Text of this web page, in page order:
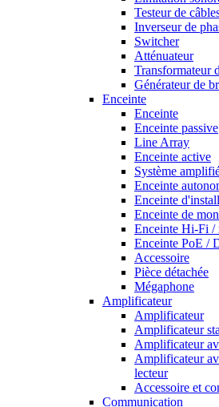
Testeur de
Inverseur de
Switcher
Atténuateur
Transformateur
Générateur de
Enceinte
Enceinte
Enceinte passive
Line Array
Enceinte active
Système
Enceinte
Enceinte
Enceinte de
Enceinte Hi-Fi /
Enceinte PoE /
Accessoire
Pièce détachée
Mégaphone
Amplificateur
Amplificateur
Amplificateur
Amplificateur
Amplificateur
lecteur
Accessoire et
Communication